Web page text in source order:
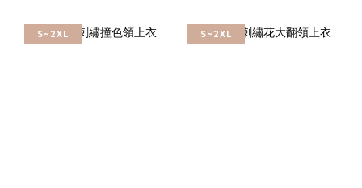
S~2XL S~2XL